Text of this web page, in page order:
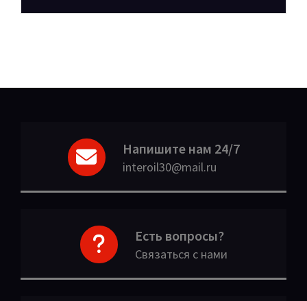
Напишите нам 24/7
interoil30@mail.ru
Есть вопросы?
Связаться с нами